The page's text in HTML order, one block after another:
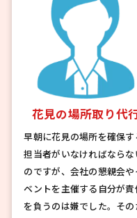
花見の場所取り代
早朝に花見の場所を確保す
担当者がいなければならな
のですが、会社の懇親会や
ベントを主催する自分が責
を負うのは嫌でした。その